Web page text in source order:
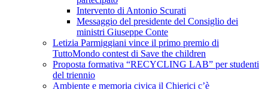
Intervento di Antonio Scurati
Messaggio del presidente del Consiglio dei
ministri Giuseppe Conte
Letizia Parmiggiani vince il primo premio di
TuttoMondo contest di Save the children
Proposta formativa “RECYCLING LAB” per studenti
del triennio
Ambiente e memoria civica il Chierici c’è